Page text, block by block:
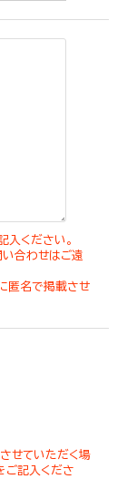
ください。
合わせはご遠
匿名で掲載させ
せていただく場
ご記入くださ